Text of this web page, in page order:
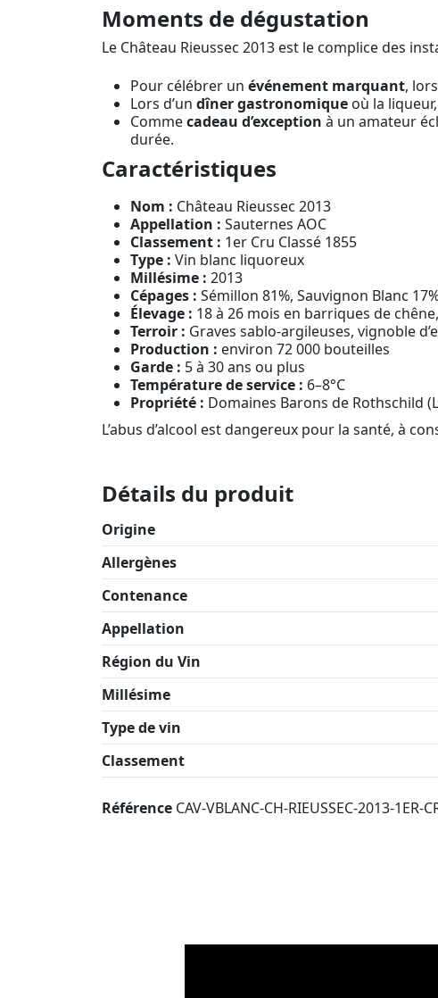
Moments de dégustation
Le Château Rieussec 2013 est le complice des
Pour célébrer un événement marquant,
Lors d’un dîner gastronomique où la
Commecadeau d’exception à un amateur
durée.
Caractéristiques
Nom : Château Rieussec 2013
Appellation : Sauternes AOC
Classement : 1er Cru Classé 1855
Type : Vin blanc liquoreux
Millésime : 2013
Cépages : Sémillon 81%, Sauvignon Blanc
Élevage : 18 à 26 mois en barriques de
Terroir : Graves sablo-argileuses, vignoble
Production : environ 72 000 bouteilles
Garde : 5 à 30 ans ou plus
Température de service : 6–8°C
Propriété : Domaines Barons de Rothschild
L’abus d’alcool est dangereux pour la santé, à
Détails du produit
Origine
Allergènes
Contenance
Appellation
Région du Vin
Millésime
Type de vin
Classement
Référence CAV-VBLANC-CH-RIEUSSEC-2013-1ER-